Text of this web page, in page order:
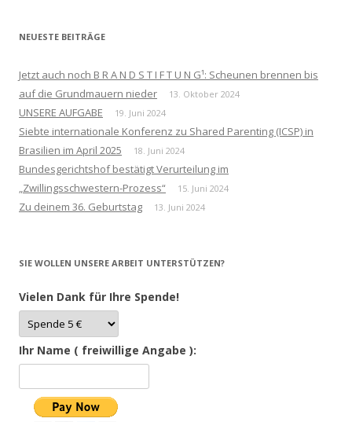
NEUESTE BEITRÄGE
Jetzt auch noch B R A N D S T I F T U N G¹: Scheunen brennen bis
auf die Grundmauern nieder
13. Oktober 2024
UNSERE AUFGABE 19. Juni 2024
Siebte internationale Konferenz zu Shared Parenting (ICSP) in
Brasilien im April 2025
18. Juni 2024
Bundesgerichtshof bestätigt Verurteilung im
„Zwillingsschwestern-Prozess“
15. Juni 2024
Zu deinem 36. Geburtstag 13. Juni 2024
SIE WOLLEN UNSERE ARBEIT UNTERSTÜTZEN?
Vielen Dank für Ihre Spende!
Ihr Name ( freiwillige Angabe ):